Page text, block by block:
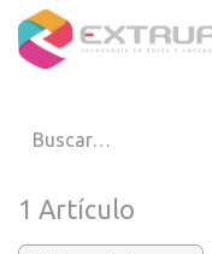
Ir al contenido
1 Artículo